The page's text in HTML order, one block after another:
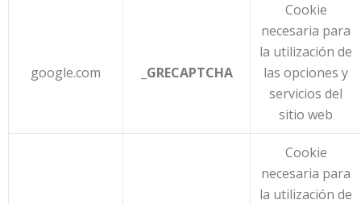
google.com _GRECAPTCHA
Cookie
necesaria para
la utilización de
las opciones y
servicios del
sitio web
Cookie
necesaria para
la utilización de